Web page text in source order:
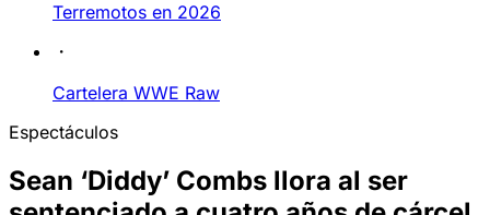
Terremotos en 2026
Cartelera WWE Raw
Espectáculos
Sean ‘Diddy’ Combs llora al ser